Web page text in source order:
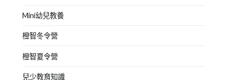
Mini幼兒教養
橙智冬令營
橙智夏令營
兒少教育知識